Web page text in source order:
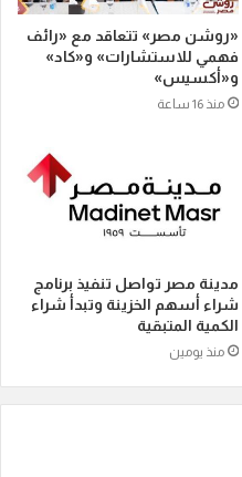
«روشن مصر» تتعاقد مع «رائف
فهمي للاستشارات» و«كاد»
و«أكسيس»
منذ 16 ساعة
مدينة مصر تواصل تنفيذ برنامج
شراء أسهم الخزينة وتبدأ شراء
الكمية المتبقية
منذ يومين